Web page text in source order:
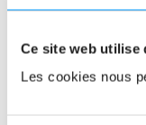
Ce site web utilise
Les cookies nous